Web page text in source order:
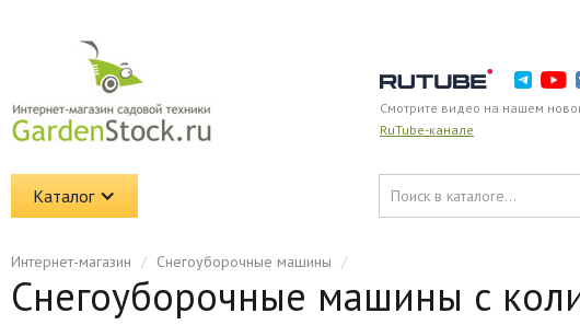
Смотрите видео на нашем
RuTube-канале
Каталог
Интернет-магазин / Снегоуборочные машины /
Снегоуборочные машины с